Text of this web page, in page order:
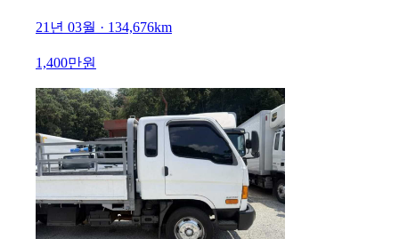
21년 03월 · 134,676km
1,400만원